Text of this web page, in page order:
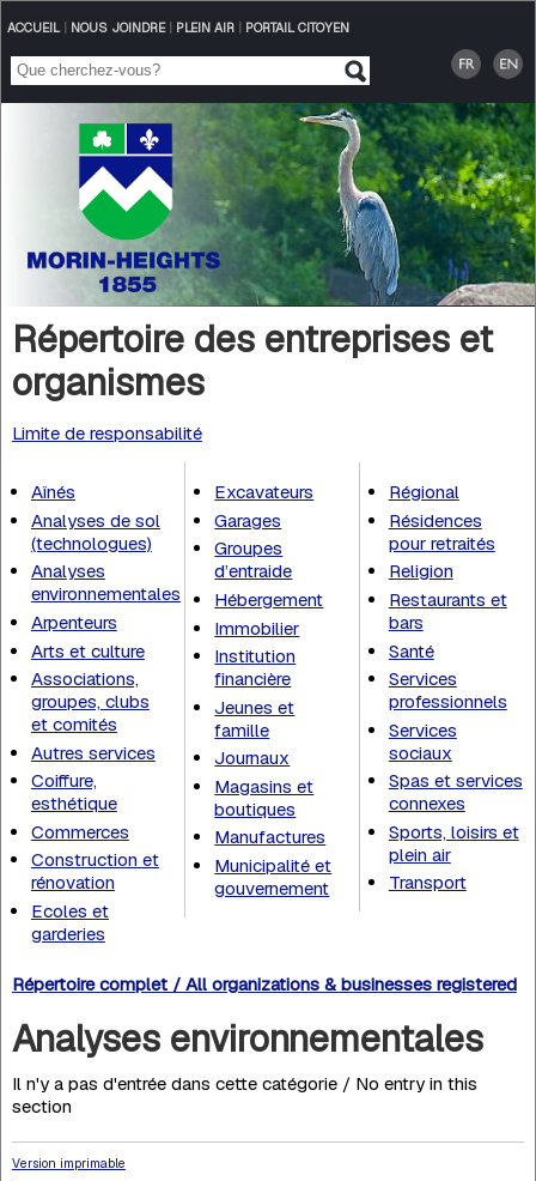
ACCUEIL| NOUS JOINDRE| PLEIN AIR| PORTAIL CITOYEN
Répertoire des entreprises et
organismes
Limite de responsabilité
Aînés
Analyses de sol
(technologues)
Analyses
environnementales
Arpenteurs
Arts et culture
Associations,
groupes, clubs
et comités
Autres services
Coiffure,
esthétique
Commerces
Construction et
rénovation
Ecoles et
garderies
Excavateurs
Garages
Groupes
d’entraide
Hébergement
Immobilier
Institution
financière
Jeunes et
famille
Journaux
Magasins et
boutiques
Manufactures
Municipalité et
gouvernement
Régional
Résidences
pour retraités
Religion
Restaurants et
bars
Santé
Services
professionnels
Services
sociaux
Spas et services
connexes
Sports, loisirs et
plein air
Transport
Répertoire complet / All organizations & businesses registered
Analyses environnementales
Il n'y a pas d'entrée dans cette catégorie / No entry in this
section
Version imprimable